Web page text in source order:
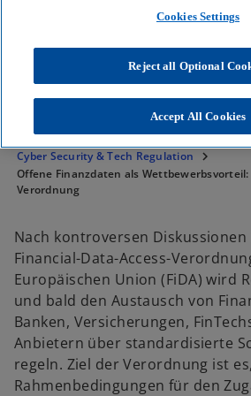
Unser Whitepaper zeigt, wie die
können.
KPMG Insights
Corporate
Cyber Security & Tech Regulation
Offene Finanzdaten als
Verordnung
Nach kontroversen
Financial-Data-Access-
Europäischen Union (FiDA) wird
und bald den Austausch von
Banken, Versicherungen,
Anbietern über standardisierte
regeln. Ziel der Verordnung ist
Rahmenbedingungen für den
Cookies Settings
Reject all Optional
Accept All Cookies